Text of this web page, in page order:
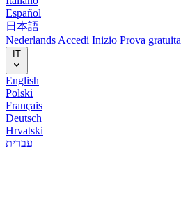
Español
日本語
Nederlands Accedi Inizio Prova gratuita
IT
English
Polski
Français
Deutsch
Hrvatski
עברית